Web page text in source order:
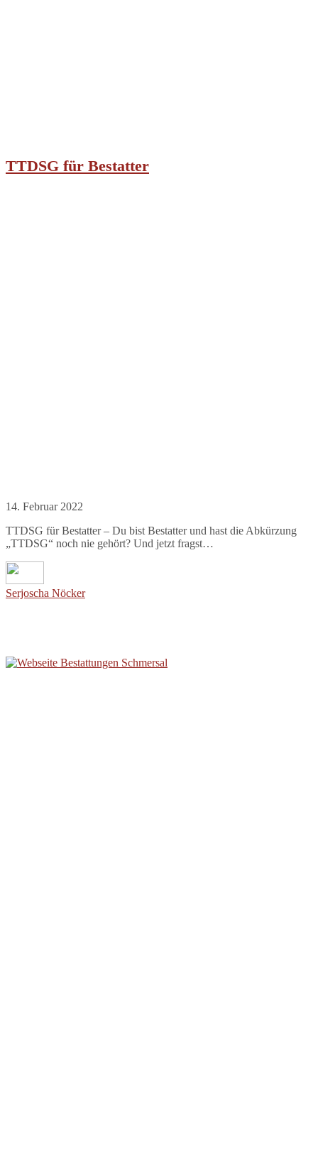
TTDSG für Bestatter
14. Februar 2022
TTDSG für Bestatter – Du bist Bestatter und hast die Abkürzung
„TTDSG“ noch nie gehört? Und jetzt fragst…
Serjoscha Nöcker